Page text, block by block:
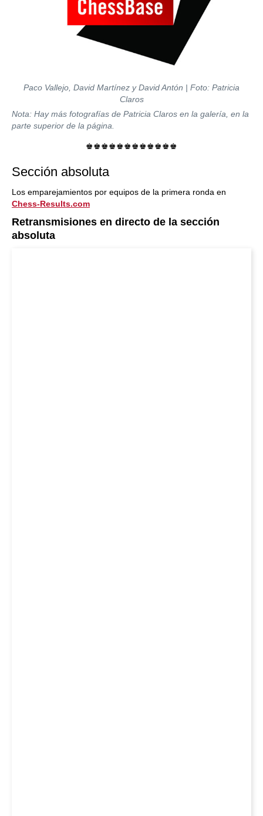
Paco Vallejo, David Martínez y David Antón | Foto: Patricia
Claros
Nota: Hay más fotografías de Patricia Claros en la galería, en la
parte superior de la página.
♚♚♚♚♚♚♚♚♚♚♚♚
Sección absoluta
Los emparejamientos por equipos de la primera ronda en
Chess-Results.com
Retransmisiones en directo de la sección
absoluta